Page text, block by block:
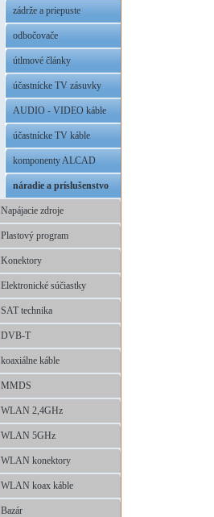
zádrže a priepuste
odbočovače
útlmové články
účastnícke TV zásuvky
AUDIO - VIDEO káble
účastnícke TV káble
komponenty ALCAD
náradie a príslušenstvo
Napájacie zdroje
Plastový program
Konektory
Elektronické súčiastky
SAT technika
DVB-T
koaxiálne káble
MMDS
WLAN 2,4GHz
WLAN 5GHz
WLAN konektory
WLAN koax káble
Bazár